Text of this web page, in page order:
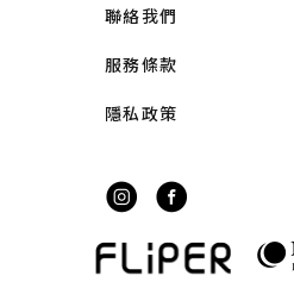
聯絡我們
服務條款
隱私政策